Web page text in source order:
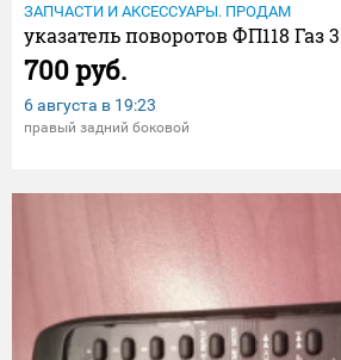
ЗАПЧАСТИ И АКСЕССУАРЫ. ПРОДАМ
указатель поворотов ФП118 Газ
700 руб.
6 августа в 19:23
правый задний боковой